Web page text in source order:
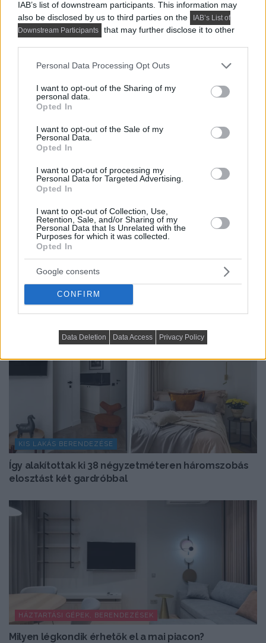
IAB’s list of downstream participants. This information may
also be disclosed by us to third parties on the
IAB’s List of
Downstream Participants
that may further disclose it to other
Please note that this website/app uses one or more Google
not limited to your visit or usage behaviour. You may click to
grant or deny consent to Google and its third-party tags to
use your data for below specified purposes in below Google
consent section.
Personal Data Processing Opt Outs
I want to opt-out of the Sharing of my
personal data.
Opted In
I want to opt-out of the Sale of my
Personal Data.
Opted In
I want to opt-out of processing my
Personal Data for Targeted Advertising.
Opted In
I want to opt-out of Collection, Use,
Retention, Sale, and/or Sharing of my
Personal Data that Is Unrelated with the
Purposes for which it was collected.
Opted In
Google consents
CONFIRM
Data Deletion Data Access Privacy Policy
PRAKTIKUS LAKBERENDEZÉSI ÖTLETEK, TIPPEK, TANÁCSOK
5 látványos hálószobai megoldás,
KIS LAKÁS BERENDEZÉSE
Így alakítottak ki 38 négyzetméteren háromszobás
elosztást két gardróbbal
HÁZTARTÁSI GÉPEK, BERENDEZÉSEK
Milyen légkondik érhetők el a mai piacon?